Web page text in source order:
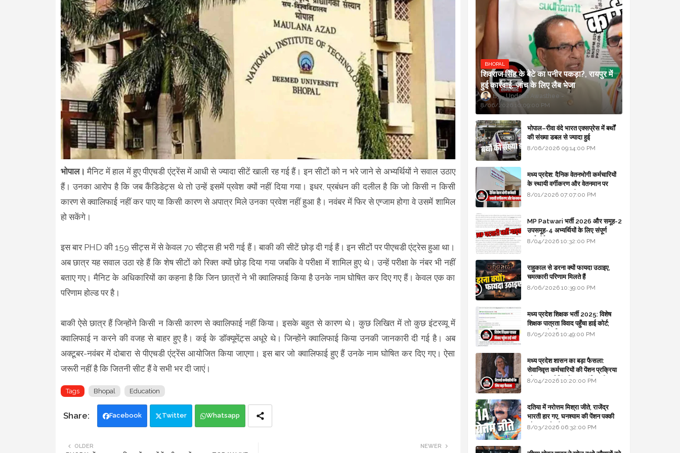
भोपाल। मैनिट में हाल में हुए पीएचडी एंट्रेंस में आधी से ज्यादा सीटें खाली रह गई हैं। इन सीटों को न भरे जाने से अभ्यर्थियों ने सवाल उठाए
हैं। उनका आरोप है कि जब कैंडिडेट्स थे तो उन्हें इसमें प्रवेश क्यों नहीं दिया गया। इधर, प्रबंधन की दलील है कि जो किसी न किसी
कारण से क्वालिफाई नहीं कर पाए या किसी कारण से अपात्र मिले उनका प्रवेश नहीं हुआ है। नवंबर में फिर से एग्जाम होगा वे उसमें शामिल
हो सकेंगे।
इस बार PHD की 159 सीट्स में से केवल 70 सीट्स ही भरी गई हैं। बाकी की सीटें छोड़ दी गई हैं। इन सीटों पर पीएचडी एंट्रेस हुआ था।
अब छात्र यह सवाल उठा रहे हैं कि शेष सीटों को रिक्त क्यों छोड़ दिया गया जबकि वे परीक्षा में शामिल हुए थे। उन्हें परीक्षा के नंबर भी नहीं
बताए गए। मैनिट के अधिकारियों का कहना है कि जिन छात्राें ने भी क्वालिफाई किया है उनके नाम घोषित कर दिए गए हैं। केवल एक का
परिणाम होल्ड पर है।
बाकी ऐसे छात्र हैं जिन्होंने किसी न किसी कारण से क्वालिफाई नहीं किया। इसके बहुत से कारण थे। कुछ लिखित में तो कुछ इंटरव्यू में
क्वालिफाई न करने की वजह से बाहर हुए है। कई के डॉक्यूमेंट़्स अधूरे थे। जिन्होंने क्वालिफाई किया उनकी जानकारी दी गई है। अब
अक्टूबर-नवंबर में दोबारा से पीएचडी एंट्रेंस आयोजित किया जाएगा। इस बार जो क्वालिफाई हुए हैं उनके नाम घोषित कर दिए गए। ऐसा
जरूरी नहीं है कि जितनी सीट हैं वे सभी भर दी जाएं।
Tags Bhopal Education
Facebook Twitter Whatsapp
NEWER
OLDER
BHOPAL
शिवराज सिंह के बेटे का पनीर पकड़ा?, रायपुर में
हुई कार्रवाई, जांच के लिए लैब भेजा
Updesh Awasthee
8/06/2026 10:09:00 PM
भोपाल–रीवा वंदे भारत एक्सप्रेस में बर्थों
की संख्या डबल से ज्यादा हुई
8/06/2026 09:14:00 PM
मध्य प्रदेश: दैनिक वेतनभोगी कर्मचारियों
के स्थायी वर्गीकरण और वेतनमान पर
सरकार का बड़ा स्पष्टीकरण
8/01/2026 07:07:00 PM
MP Patwari भर्ती 2026 और समूह-2
उपसमूह-4 अभ्यर्थियों के लिए संपूर्ण
मार्गदर्शिका
8/04/2026 10:32:00 PM
राहुकाल से डरना क्यों फायदा उठाइए,
चमत्कारी परिणाम मिलते हैं
8/06/2026 10:39:00 PM
मध्य प्रदेश शिक्षक भर्ती 2025: विशेष
शिक्षक पात्रता विवाद पहुँचा हाई कोर्ट;
सरकार से माँगा जवाब
8/05/2026 10:49:00 PM
मध्य प्रदेश शासन का बड़ा फैसला:
सेवानिवृत्त कर्मचारियों की पेंशन प्रक्रिया
और बजट कोडिंग में हुए क्रांतिकारी
8/04/2026 10:20:00 PM
दतिया में नरोत्तम मिश्रा जीते, राजेंद्र
भारती हार गए, घनश्याम की पेंशन पक्की
और आशुतोष बैक टू...
8/03/2026 06:32:00 PM